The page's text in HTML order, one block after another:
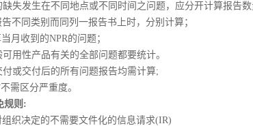
缺失发生在不同地点或不同时间之问题，应分开计算报告数
不同类别而同列一报告书上时，分别计算；
月收到的NPR的问题；
可用性产品有关的全部问题都要统计。
付或交付后的所有问题报告均需计算;
需区分严重度。
规则:
组织决定的不需要文件化的信息请求(IR)